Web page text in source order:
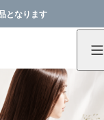
となります